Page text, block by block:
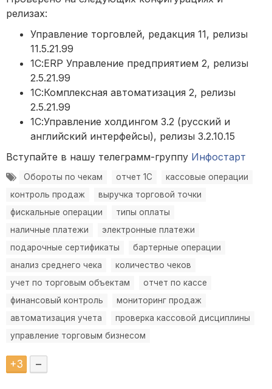
релизах:
Управление торговлей, редакция 11, релизы
11.5.21.99
1С:ERP Управление предприятием 2, релизы
2.5.21.99
1С:Комплексная автоматизация 2, релизы
2.5.21.99
1С:Управление холдингом 3.2 (русский и
английский интерфейсы), релизы 3.2.10.15
Вступайте в нашу телеграмм-группу Инфостарт
Обороты по чекам отчет 1С
кассовые операции
контроль продаж
выручка торговой точки
фискальные операции
типы оплаты
наличные платежи
электронные платежи
подарочные сертификаты
бартерные операции
анализ среднего чека
количество чеков
учет по торговым объектам
отчет по кассе
финансовый контроль
мониторинг продаж
автоматизация учета
проверка кассовой дисциплины
управление торговым бизнесом
+3 –